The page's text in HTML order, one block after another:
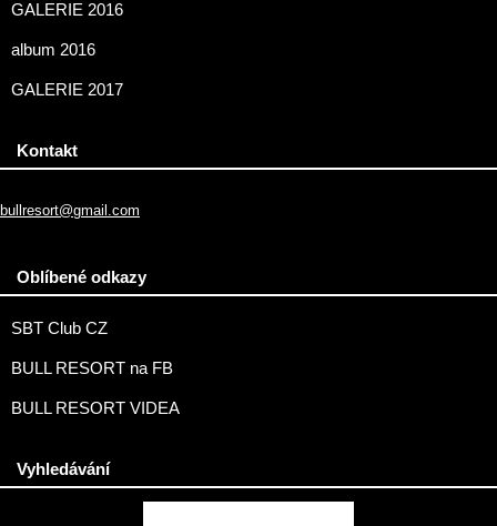
GALERIE 2016
album 2016
GALERIE 2017
Kontakt
bullresort@gmail.com
Oblíbené odkazy
SBT Club CZ
BULL RESORT na FB
BULL RESORT VIDEA
Vyhledávání